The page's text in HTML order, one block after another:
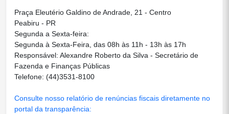
Praça Eleutério Galdino de Andrade, 21 - Centro
Peabiru - PR
Segunda a Sexta-feira:
Segunda à Sexta-Feira, das 08h às 11h - 13h às 17h
Responsável: Alexandre Roberto da Silva - Secretário de
Fazenda e Finanças Públicas
Telefone: (44)3531-8100
Consulte nosso relatório de renúncias fiscais diretamente no
portal da transparência: